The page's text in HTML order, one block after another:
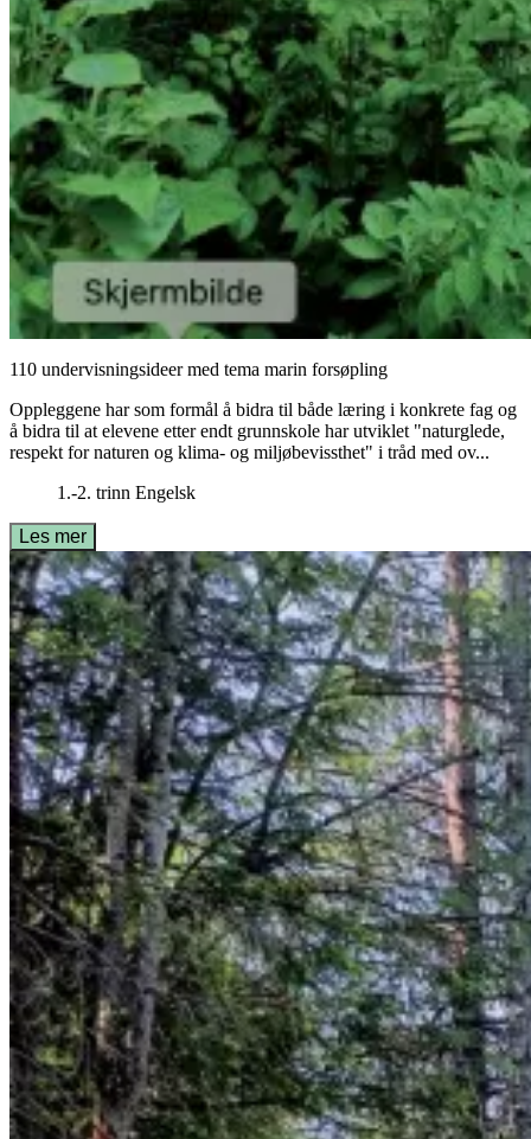
110 undervisningsideer med tema marin forsøpling
Oppleggene har som formål å bidra til både læring i konkrete fag og
å bidra til at elevene etter endt grunnskole har utviklet "naturglede,
respekt for naturen og klima- og miljøbevissthet" i tråd med ov...
1.-2. trinn Engelsk
Les mer